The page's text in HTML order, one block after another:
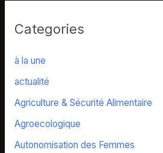
Categories
à la une
actualité
Agriculture & Sécurité Alimentaire
Agroecologique
Autonomisation des Femmes